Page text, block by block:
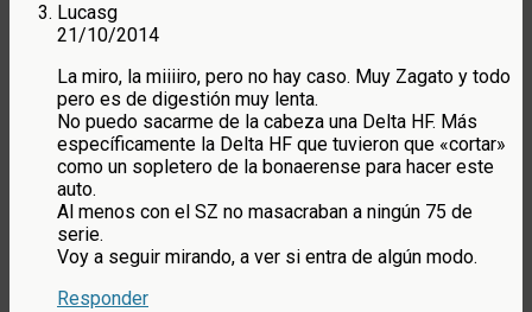
Lucasg
21/10/2014
La miro, la miiiiro, pero no hay caso. Muy Zagato y todo
pero es de digestión muy lenta.
No puedo sacarme de la cabeza una Delta HF. Más
específicamente la Delta HF que tuvieron que «cortar»
como un sopletero de la bonaerense para hacer este
auto.
Al menos con el SZ no masacraban a ningún 75 de
serie.
Voy a seguir mirando, a ver si entra de algún modo.
Responder